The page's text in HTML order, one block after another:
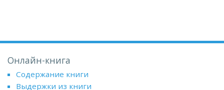
Онлайн-книга
Содержание книги
Выдержки из книги